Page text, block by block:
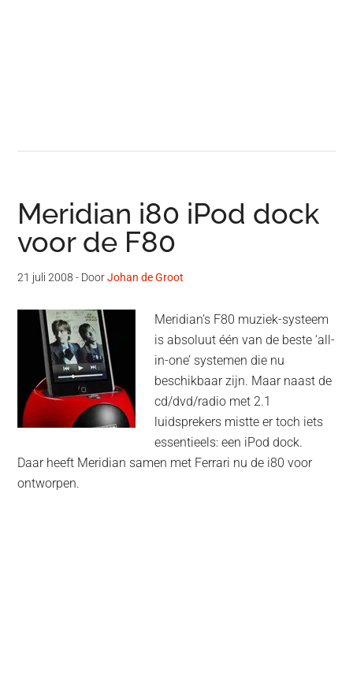
Meridian i80 iPod dock
voor de F80
21 juli 2008 - DoorJohan de Groot
Meridian’s F80 muziek-systeem
is absoluut één van de beste ‘all-
in-one’ systemen die nu
beschikbaar zijn. Maar naast de
cd/dvd/radio met 2.1
luidsprekers mistte er toch iets
essentieels: een iPod dock.
Daar heeft Meridian samen met Ferrari nu de i80 voor
ontworpen.